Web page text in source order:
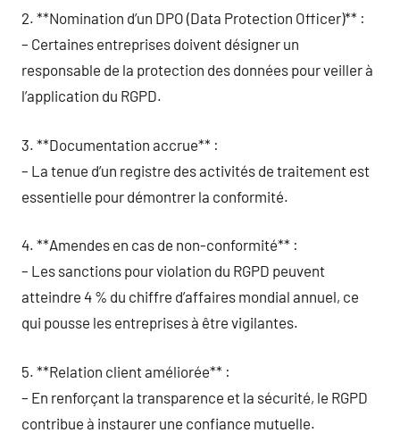
2. **Nomination d’un DPO (Data Protection Officer)** :
– Certaines entreprises doivent désigner un
responsable de la protection des données pour veiller à
l’application du RGPD.
3. **Documentation accrue** :
– La tenue d’un registre des activités de traitement est
essentielle pour démontrer la conformité.
4. **Amendes en cas de non-conformité** :
– Les sanctions pour violation du RGPD peuvent
atteindre 4 % du chiffre d’affaires mondial annuel, ce
qui pousse les entreprises à être vigilantes.
5. **Relation client améliorée** :
– En renforçant la transparence et la sécurité, le RGPD
contribue à instaurer une confiance mutuelle.